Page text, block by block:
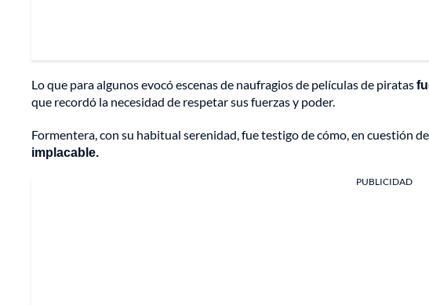
Lo que para algunos evocó escenas de naufragios de películas de piratas
que recordó la necesidad de respetar sus fuerzas y poder.
Formentera, con su habitual serenidad, fue testigo de cómo, en cuestión
implacable.
PUBLICIDAD